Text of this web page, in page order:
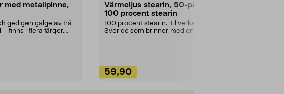
med metallpinne,
gedigen galge av trä
– finns i flera färger.
Värmeljus stearin, 50-pack,
100 procent stearin
100 procent stearin. Tillverkade i
Sverige som brinner med en
59,90